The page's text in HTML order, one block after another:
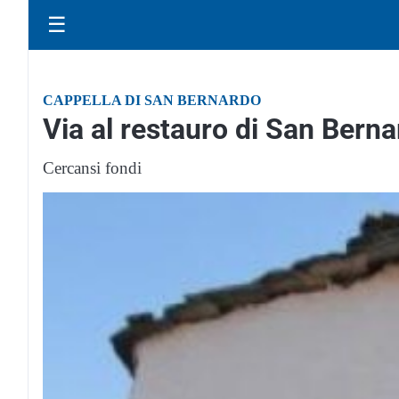
☰
CAPPELLA DI SAN BERNARDO
Via al restauro di San
Cercansi fondi